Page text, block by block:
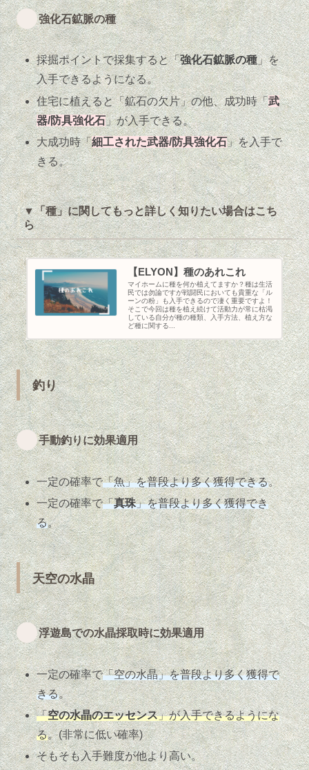
強化石鉱脈の種
採掘ポイントで採集すると「強化石鉱脈の種」を
入手できるようになる。
住宅に植えると「鉱石の欠片」の他、成功時「武
器/防具強化石」が入手できる。
大成功時「細工された武器/防具強化石」を入手で
きる。
▼「種」に関してもっと詳しく知りたい場合はこち
ら
【ELYON】種のあれこれ
マイホームに種を何か植えてますか？種は生活
民では勿論ですが戦闘民においても貴重な「ル
ーンの粉」も入手できるので凄く重要ですよ！
そこで今回は種を植え続けて活動力が常に枯渇
している自分が種の種類、入手方法、植え方な
ど種に関する...
釣り
手動釣りに効果適用
一定の確率で「魚」を普段より多く獲得できる。
一定の確率で「真珠」を普段より多く獲得でき
る。
天空の水晶
浮遊島での水晶採取時に効果適用
一定の確率で「空の水晶」を普段より多く獲得で
きる。
「空の水晶のエッセンス」が入手できるようにな
る。(非常に低い確率)
そもそも入手難度が他より高い。